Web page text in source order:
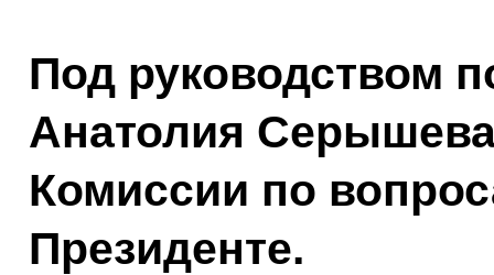
Под руководством
Анатолия Серышева
Комиссии по
Президенте.